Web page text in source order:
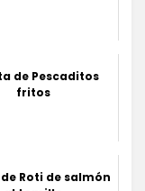
de Pescaditos
fritos
Roti de salmón